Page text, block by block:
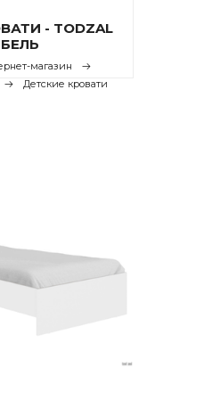
- TODZAL
магазин
Детские кровати